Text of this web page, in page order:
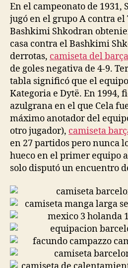
En el campeonato de 1931,
jugó en el grupo A contra
Bashkimi Shkodran
casa contra el Bashkimi
derrotas, camiseta del barça
de goles negativa de 4-9.
tabla significó que el
Kategoria e Dytë. En 1994,
azulgrana en el que Cela
máximo anotador del
otro jugador), camiseta
en 27 partidos pero nunca
hueco en el primer equipo
solo disputó un encuentro